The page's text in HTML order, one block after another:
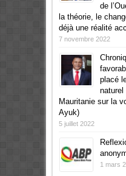
de
la théorie, le
déjà une réalité
7 novembre 2022
placé
naturel
Mauritanie sur la
Ayuk)
5 juillet 2022
1 mars